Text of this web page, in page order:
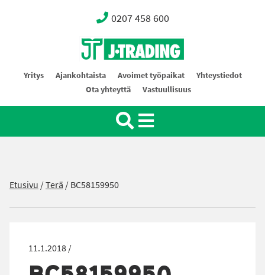
0207 458 600
Oy J-Trading Ab
Yritys Ajankohtaista Avoimet työpaikat
Yhteystiedot
Ota yhteyttä
Vastuullisuus
Etusivu /Terä /BC58159950
11.1.2018 /